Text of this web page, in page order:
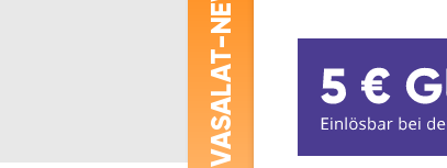
V
ASALAT